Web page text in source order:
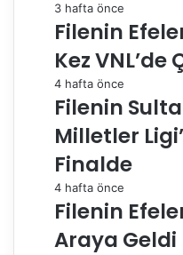
3 hafta önce
Filenin
Kez
4 hafta önce
Filenin
Milletler
Finalde
4 hafta önce
Filenin
Araya Geldi